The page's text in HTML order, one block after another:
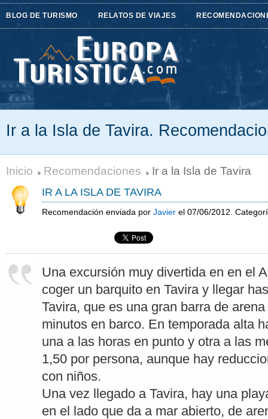
BLOG DE TURISMO RELATOS DE VIAJES
Ir a la Isla de Tavira.
Inicio Recomendaciones Ir a la Isla de Tavira
IR A LA ISLA DE TAVIRA
Recomendación enviada por Javier el 07/06/2012.
Una excursión muy divertida en en el
coger un barquito en Tavira y llegar
Tavira, que es una gran barra de
minutos en barco. En temporada alta
una a las horas en punto y otra a las
1,50 por persona, aunque hay
con niños.
Una vez llegado a Tavira, hay una
en el lado que da a mar abierto, de